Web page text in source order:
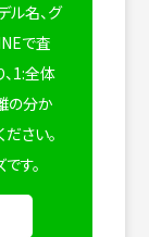
ル名、グ
で査
1:全体
の分か
さい。
す。